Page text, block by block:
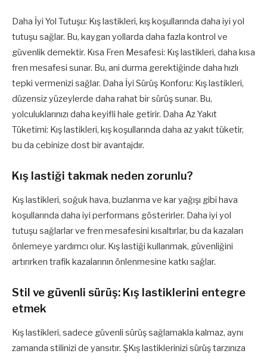
Daha İyi Yol Tutuşu: Kış lastikleri, kış koşullarında daha iyi yol
tutuşu sağlar. Bu, kaygan yollarda daha fazla kontrol ve
güvenlik demektir. Kısa Fren Mesafesi: Kış lastikleri, daha kısa
fren mesafesi sunar. Bu, ani durma gerektiğinde daha hızlı
tepki vermenizi sağlar. Daha İyi Sürüş Konforu: Kış lastikleri,
düzensiz yüzeylerde daha rahat bir sürüş sunar. Bu,
yolculuklarınızı daha keyifli hale getirir. Daha Az Yakıt
Tüketimi: Kış lastikleri, kış koşullarında daha az yakıt tüketir,
bu da cebinize dost bir avantajdır.
Kış lastiği takmak neden zorunlu?
Kış lastikleri, soğuk hava, buzlanma ve kar yağışı gibi hava
koşullarında daha iyi performans gösterirler. Daha iyi yol
tutuşu sağlarlar ve fren mesafesini kısaltırlar, bu da kazaları
önlemeye yardımcı olur. Kış lastiği kullanmak, güvenliğini
artırırken trafik kazalarının önlenmesine katkı sağlar.
Stil ve güvenli sürüş: Kış lastiklerini entegre
etmek
Kış lastikleri, sadece güvenli sürüş sağlamakla kalmaz, aynı
zamanda stilinizi de yansıtır. ŞKış lastiklerinizi sürüş tarzınıza